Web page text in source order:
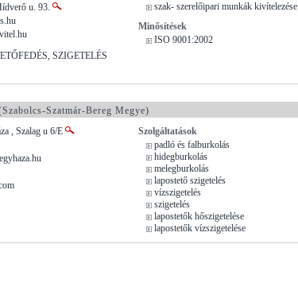
u. 93.
SZIGETELÉS
szak- szerelőipari munkák kivítelezése
Minősítések
ISO 9001:2002
Szatmár-Bereg Megye)
, Szalag u 6/E
Szolgáltatások
padló és falburkolás
hidegburkolás
melegburkolás
lapostető szigetelés
vízszigetelés
szigetelés
lapostetők hőszigetelése
lapostetők vízszigetelése